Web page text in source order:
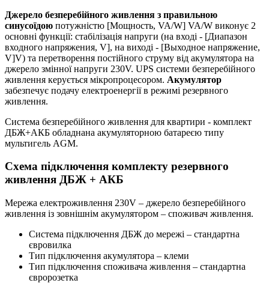
Джерело безперебійного живлення з правильною
синусоїдою потужністю [Мощность, VA/W] VA/W виконує 2
основні функції: стабілізація напруги (на вході - [Диапазон
входного напряжения, V], на виході - [Выходное напряжение,
V]V) та перетворення постійного струму від акумулятора на
джерело змінної напруги 230V. UPS системи безперебійного
живлення керується мікропроцесором. Акумулятор
забезпечує подачу електроенергії в режимі резервного
живлення.
Система безперебійного живлення для квартири - комплект
ДБЖ+АКБ обладнана акумуляторною батареєю типу
мультигель AGM.
Схема підключення комплекту резервного
живлення ДБЖ + АКБ
Мережа електроживлення 230V – джерело безперебійного
живлення із зовнішнім акумулятором – споживач живлення.
Система підключення ДБЖ до мережі – стандартна
євровилка
Тип підключення акумулятора – клеми
Тип підключення споживача живлення – стандартна
євророзетка